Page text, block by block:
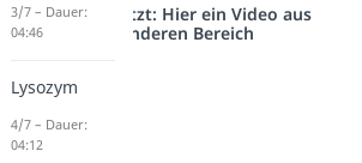
Studyflix vernetzt: Hier ein Video aus
einem anderen Bereich
3/7 – Dauer:
04:46
Lysozym
4/7 – Dauer:
04:12